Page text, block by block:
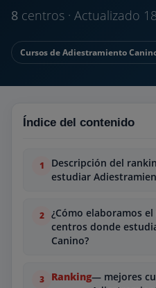
8 centros · Actualizado
Cursos de Adiestramiento
Índice del contenido
Descripción del
estudiar
¿Cómo elaboramos
centros donde
Canino?
Ranking— mejores